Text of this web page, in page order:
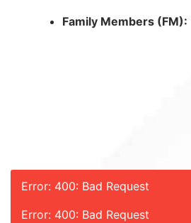
Family Members (FM):
Error: 400: Bad Request
Error: 400: Bad Request